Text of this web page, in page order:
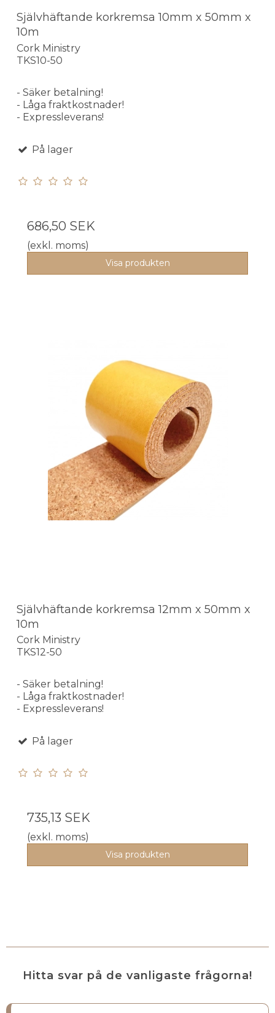
Självhäftande korkremsa 10mm x 50mm x
10m
Cork Ministry
TKS10-50
- Säker betalning!
- Låga fraktkostnader!
- Expressleverans!
På lager
686,50 SEK
(exkl. moms)
Visa produkten
Självhäftande korkremsa 12mm x 50mm x
10m
Cork Ministry
TKS12-50
- Säker betalning!
- Låga fraktkostnader!
- Expressleverans!
På lager
735,13 SEK
(exkl. moms)
Visa produkten
Hitta svar på de vanligaste frågorna!